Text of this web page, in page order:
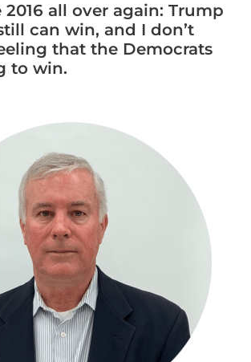
2016 all over again: Trump
can win, and I don’t
that the Democrats
to win.